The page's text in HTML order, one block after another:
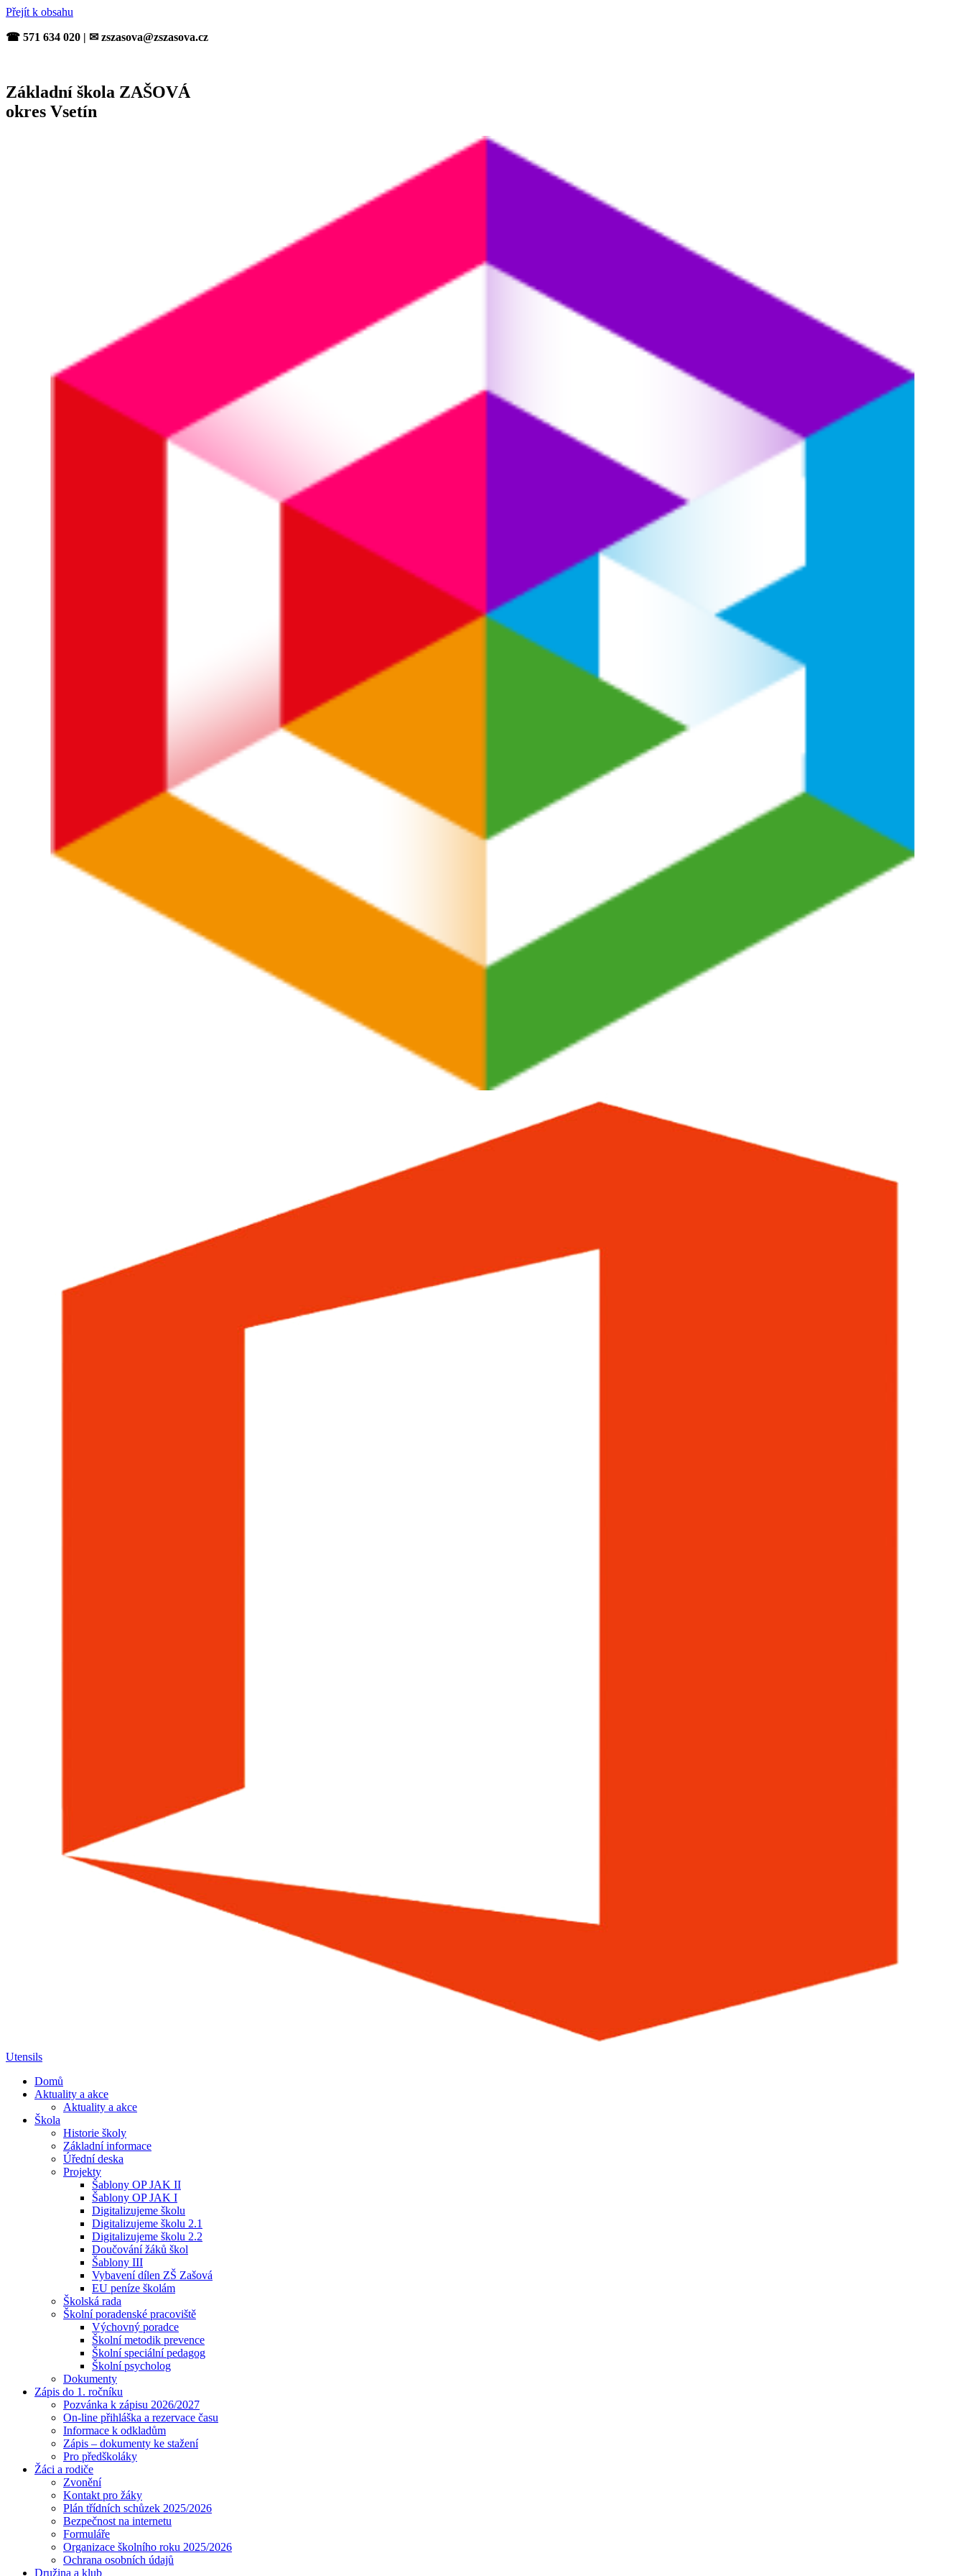
Přejít k obsahu
☎ 571 634 020 | ✉ zszasova@zszasova.cz
Základní škola ZAŠOVÁ
okres Vsetín
Utensils
Domů
Aktuality a akce
Aktuality a akce
Škola
Historie školy
Základní informace
Úřední deska
Projekty
Šablony OP JAK II
Šablony OP JAK I
Digitalizujeme školu
Digitalizujeme školu 2.1
Digitalizujeme školu 2.2
Doučování žáků škol
Šablony III
Vybavení dílen ZŠ Zašová
EU peníze školám
Školská rada
Školní poradenské pracoviště
Výchovný poradce
Školní metodik prevence
Školní speciální pedagog
Školní psycholog
Dokumenty
Zápis do 1. ročníku
Pozvánka k zápisu 2026/2027
On-line přihláška a rezervace času
Informace k odkladům
Zápis – dokumenty ke stažení
Pro předškoláky
Žáci a rodiče
Zvonění
Kontakt pro žáky
Plán třídních schůzek 2025/2026
Bezpečnost na internetu
Formuláře
Organizace školního roku 2025/2026
Ochrana osobních údajů
Družina a klub